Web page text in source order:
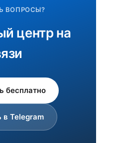
ВОПРОСЫ?
центр на
бесплатно
в Telegram